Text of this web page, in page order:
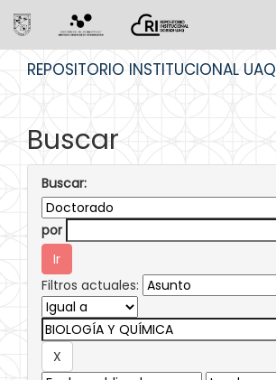
REPOSITORIO INSTITUCIONAL UAQ
Buscar
Buscar:
por
Filtros actuales: